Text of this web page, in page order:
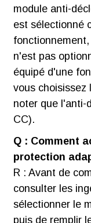
module anti-
est sélectionné
n'est pas
équipé d'une
vous choisissez
noter que l'anti-
CC).
Q : Comment
protection
R : Avant de
consulter les
sélectionner le
puis de remplir